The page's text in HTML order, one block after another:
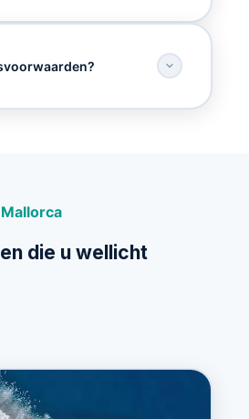
die u wellicht